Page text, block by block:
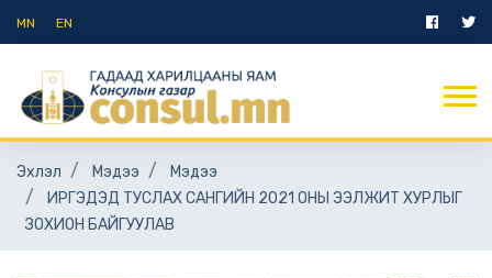
MN EN
Эхлэл Мэдээ
Мэдээ
ИРГЭДЭД ТУСЛАХ САНГИЙН 2021 ОНЫ ЭЭЛЖИТ ХУРЛЫГ
ЗОХИОН БАЙГУУЛАВ